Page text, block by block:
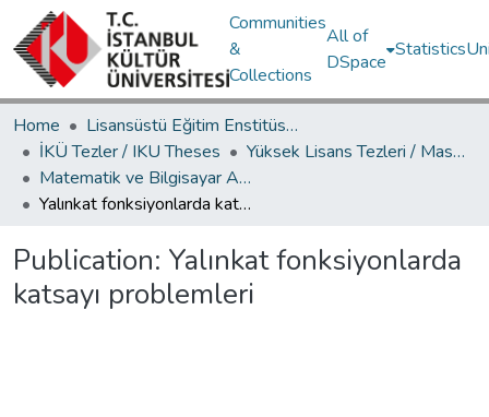
Communities
&
Collections
All of
DSpace
Statistics
Home
Lisansüstü Eğitim Enstitüsü / Postgraduate Education Institute
İKÜ Tezler / IKU Theses
Yüksek Lisans Tezleri / Master's Theses
Matematik ve Bilgisayar Ana Bilim Dalı / Department of Mathematics and Computer Science
Yalınkat fonksiyonlarda katsayı problemleri
Publication: Yalınkat fonksiyonlarda
katsayı problemleri